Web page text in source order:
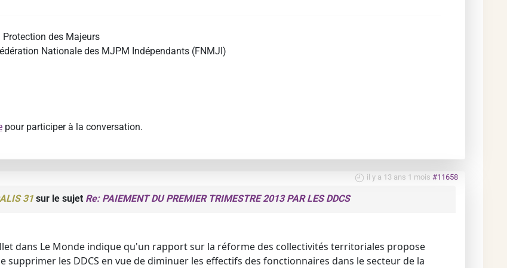
des Majeurs
Nationale des MJPM Indépendants (FNMJI)
pour participer à la conversation.
il y a 13 ans 1 mois #11658
31sur le sujet Re: PAIEMENT DU PREMIER TRIMESTRE 2013 PAR LES DDCS
dans Le Monde indique qu'un rapport sur la réforme des collectivités territoriales propose
supprimer les DDCS en vue de diminuer les effectifs des fonctionnaires dans le secteur de la